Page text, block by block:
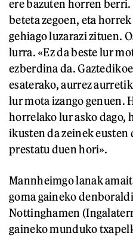
ere bazuten horren
beteta zegoen, eta
gehiago luzarazi zituen.
lurra. «Ez da beste lur
ezberdina da.
esaterako, aurrez
lur mota izango genuen.
horrelako lur asko dago,
ikusten da zeinek eusten
prestatu duen hori».
Mannheimgo lanak
goma gaineko
Nottinghamen
gaineko munduko